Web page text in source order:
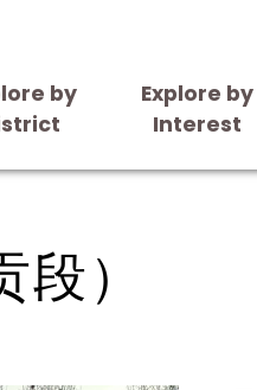
by
Explore by
Interest
段）
）